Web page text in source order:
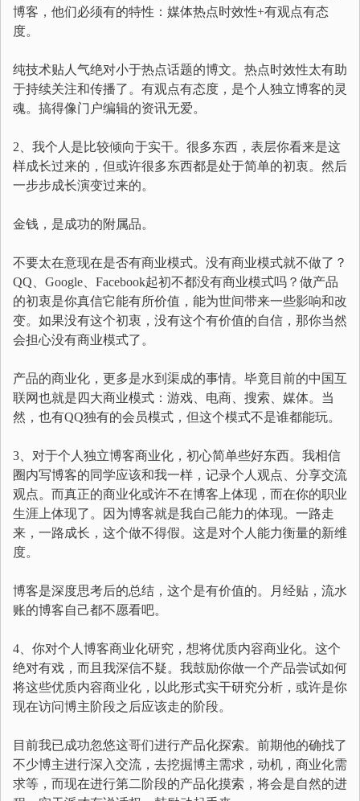
博客，他们必须有的特性：媒体热点时效性+有观点有态
度。
纯技术贴人气绝对小于热点话题的博文。热点时效性太有助
于持续关注和传播了。有观点有态度，是个人独立博客的灵
魂。搞得像门户编辑的资讯无爱。
2、我个人是比较倾向于实干。很多东西，表层你看来是这
样成长过来的，但或许很多东西都是处于简单的初衷。然后
一步步成长演变过来的。
金钱，是成功的附属品。
不要太在意现在是否有商业模式。没有商业模式就不做了？
QQ、Google、Facebook起初不都没有商业模式吗？做产品
的初衷是你真信它能有所价值，能为世间带来一些影响和改
变。如果没有这个初衷，没有这个有价值的自信，那你当然
会担心没有商业模式了。
产品的商业化，更多是水到渠成的事情。毕竟目前的中国互
联网也就是四大商业模式：游戏、电商、搜索、媒体。当
然，也有QQ独有的会员模式，但这个模式不是谁都能玩。
3、对于个人独立博客商业化，初心简单些好东西。我相信
圈内写博客的同学应该和我一样，记录个人观点、分享交流
观点。而真正的商业化或许不在博客上体现，而在你的职业
生涯上体现了。因为博客就是我自己能力的体现。一路走
来，一路成长，这个做不得假。这是对个人能力衡量的新维
度。
博客是深度思考后的总结，这个是有价值的。月经贴，流水
账的博客自己都不愿看吧。
4、你对个人博客商业化研究，想将优质内容商业化。这个
绝对有戏，而且我深信不疑。我鼓励你做一个产品尝试如何
将这些优质内容商业化，以此形式实干研究分析，或许是你
现在访问博主阶段之后应该走的阶段。
目前我已成功忽悠这哥们进行产品化探索。前期他的确找了
不少博主进行深入交流，去挖掘博主需求，动机，商业化需
求等，而现在进行第二阶段的产品化摸索，将会是自然的进